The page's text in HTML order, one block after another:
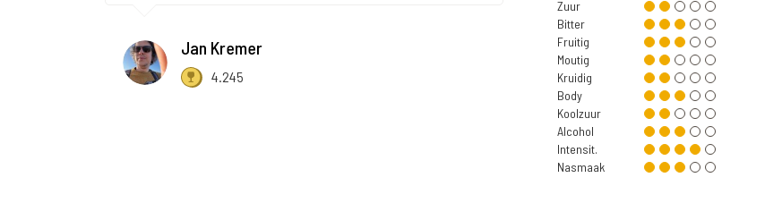
Jan Kremer
4.245
Zuur
Bitter
Fruitig
Moutig
Kruidig
Body
Koolzuur
Alcohol
Intensit.
Nasmaak